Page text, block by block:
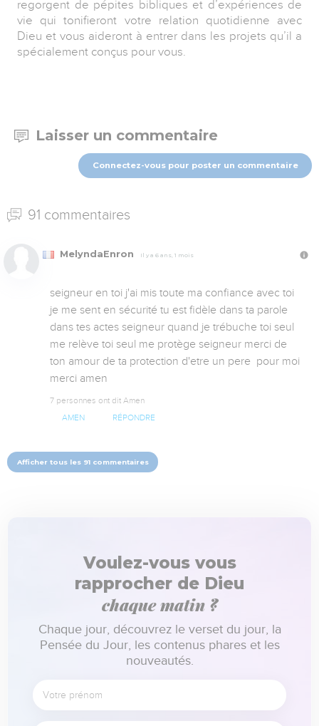
regorgent de pépites bibliques et d’expériences de
vie qui tonifieront votre relation quotidienne avec
Dieu et vous aideront à entrer dans les projets qu’il a
spécialement conçus pour vous.
Laisser un commentaire
Connectez-vous pour poster un commentaire
91 commentaires
MelyndaEnron Il y a 6 ans, 1 mois
seigneur en toi j'ai mis toute ma confiance avec toi
je me sent en sécurité tu est fidèle dans ta parole
dans tes actes seigneur quand je trébuche toi seul
me relève toi seul me protège seigneur merci de
ton amour de ta protection d'etre un pere  pour moi
merci amen
7 personnes ont dit Amen
AMEN RÉPONDRE
Afficher tous les 91 commentaires
Voulez-vous vous
rapprocher de Dieu
chaque matin ?
Chaque jour, découvrez le verset du jour, la
Pensée du Jour, les contenus phares et les
nouveautés.